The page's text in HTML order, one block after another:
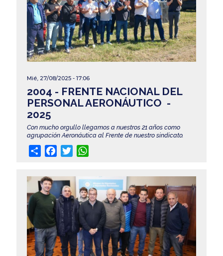
Mié, 27/08/2025 - 17:06
2004 - FRENTE NACIONAL DEL
PERSONAL AERONÁUTICO -
2025
Con mucho orgullo llegamos a nuestros 21 años como
agrupación Aeronáutica al Frente de nuestro sindicato.
Share Facebook
Twitter